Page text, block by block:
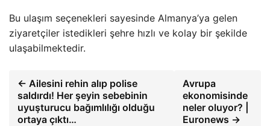
Bu ulaşım seçenekleri sayesinde Almanya’ya gelen
ziyaretçiler istedikleri şehre hızlı ve kolay bir şekilde
ulaşabilmektedir.
← Ailesini rehin alıp polise
saldırdı! Her şeyin sebebinin
uyuşturucu bağımlılığı olduğu
ortaya çıktı…
Avrupa
ekonomisinde
neler oluyor? |
Euronews →